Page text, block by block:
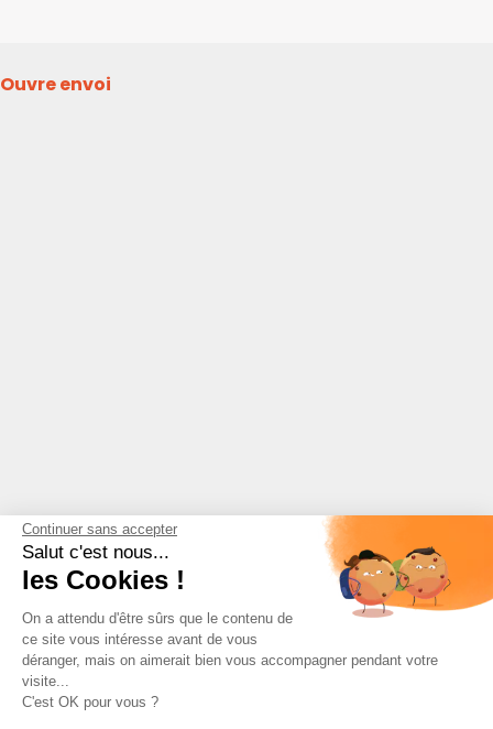
Ouvre envoi
Continuer sans accepter
Salut c'est nous...
les Cookies !
On a attendu d'être sûrs que le contenu de
ce site vous intéresse avant de vous
déranger, mais on aimerait bien vous accompagner pendant votre
visite...
C'est OK pour vous ?